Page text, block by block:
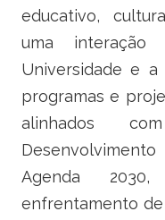
educativo,
uma interação
Universidade e a
programas e
alinhados
Agenda
enfrentamento de